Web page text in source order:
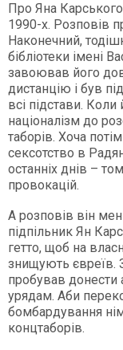
Про Яна
1990-х. Розповів
Наконечний,
бібліотеки імені
завоював його
дистанцію і був
всі підстави.
націоналізм до
таборів. Хоча
сексотство в
останніх днів –
провокацій.
А розповів він
підпільник Ян
гетто, щоб на
знищують євреїв.
пробував донести
урядам. Аби
бомбардування
концтаборів.